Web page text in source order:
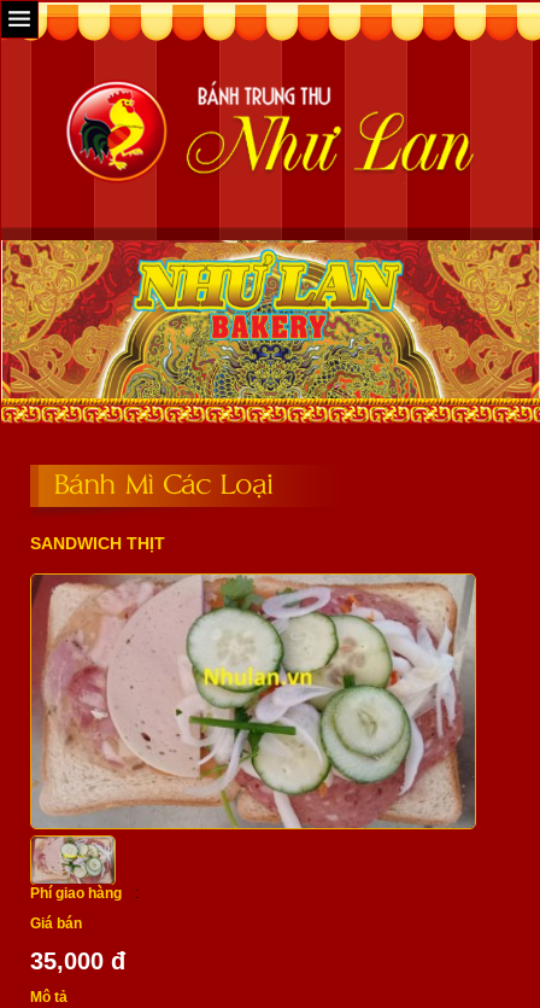
Bánh Mì Các Loại
SANDWICH THỊT
Phí giao hàng
:
Giá bán
35,000 đ
Mô tả